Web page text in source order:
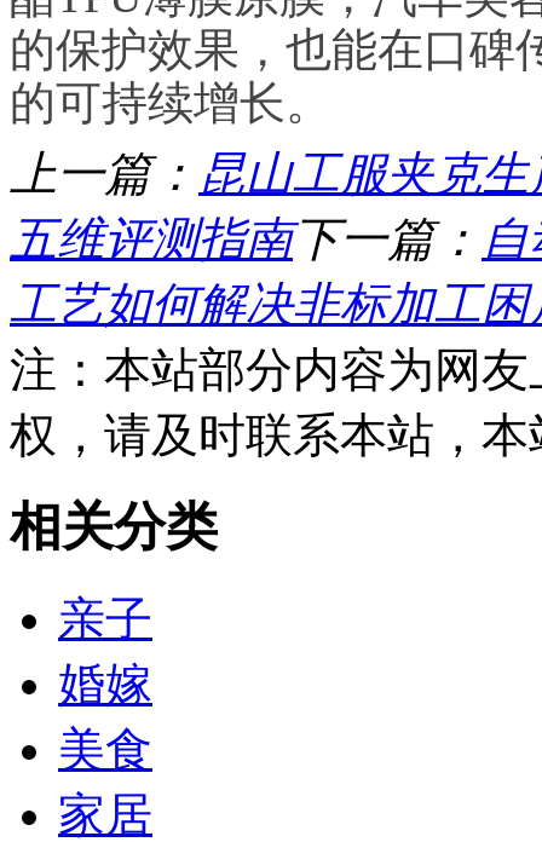
的保护效果，也能在口碑
的可持续增长。
上一篇： 昆山工服夹克
五维评测指南下一篇：
工艺如何解决非标加工困
注：本站部分内容为网
权，请及时联系本站，
相关分类
亲子
婚嫁
美食
家居